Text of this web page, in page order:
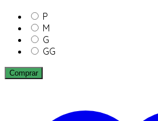
P
M
G
GG
Comprar